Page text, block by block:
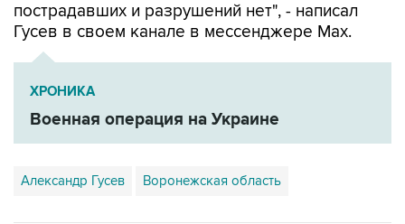
пострадавших и разрушений нет", - написал
Гусев в своем канале в мессенджере Max.
ХРОНИКА
Военная операция на Украине
Александр Гусев Воронежская область